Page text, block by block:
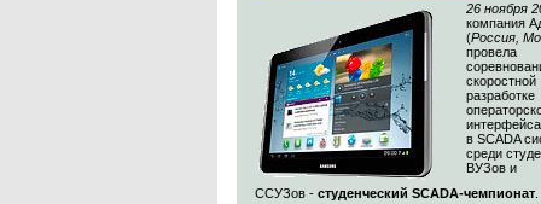
26 ноября
компания
(Россия,
провела
скоростной
разработке
в SCADA
среди
ВУЗов и
ССУЗов - студенческий SCADA-чемпионат